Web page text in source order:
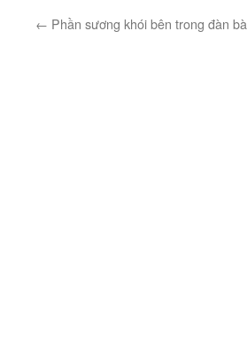
← Phần sương khói bên trong đàn bà